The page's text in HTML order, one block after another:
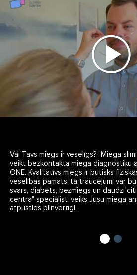
Vai Tavs miegs ir veselīgs? "Miega
veikt bezkontakta miega diagnostiku
ONE. Kvalitatīvs miegs ir būtisks
veselības pamats, tā traucējumi var
svars, diabēts, bezmiegs un daudzi
centra" speciālisti veiks Jūsu miega
atpūsties pilnvērtīgi.